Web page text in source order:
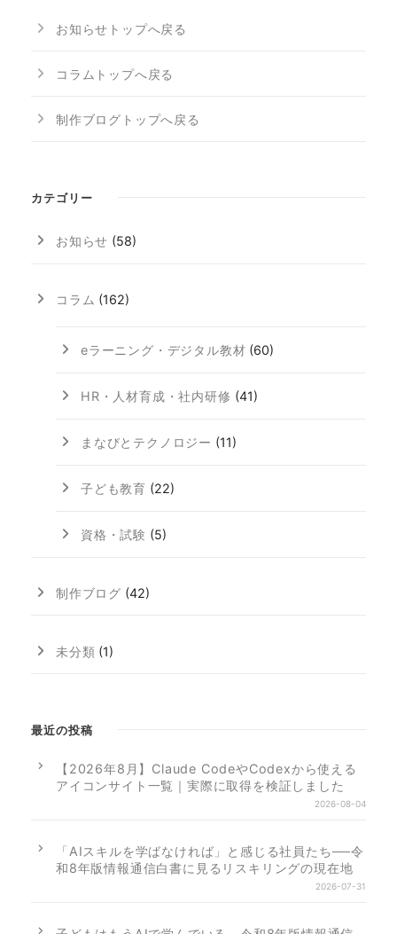
お知らせトップへ戻る
コラムトップへ戻る
制作ブログトップへ戻る
カテゴリー
お知らせ (58)
コラム (162)
eラーニング・デジタル教材 (60)
HR・人材育成・社内研修 (41)
まなびとテクノロジー (11)
子ども教育 (22)
資格・試験 (5)
制作ブログ (42)
未分類 (1)
最近の投稿
【2026年8月】Claude CodeやCodexから使える
アイコンサイト一覧｜実際に取得を検証しました
2026-08-04
「AIスキルを学ばなければ」と感じる社員たち──令
和8年版情報通信白書に見るリスキリングの現在地
2026-07-31